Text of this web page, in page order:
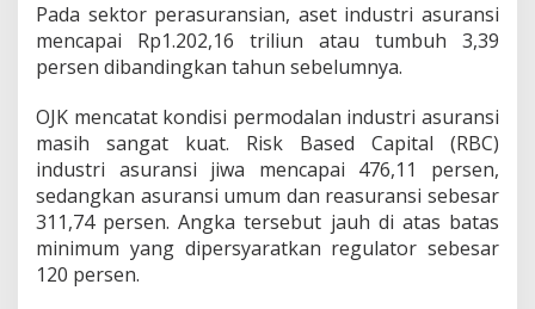
Pada sektor perasuransian, aset industri asuransi
mencapai Rp1.202,16 triliun atau tumbuh 3,39
persen dibandingkan tahun sebelumnya.
OJK mencatat kondisi permodalan industri asuransi
masih sangat kuat. Risk Based Capital (RBC)
industri asuransi jiwa mencapai 476,11 persen,
sedangkan asuransi umum dan reasuransi sebesar
311,74 persen. Angka tersebut jauh di atas batas
minimum yang dipersyaratkan regulator sebesar
120 persen.